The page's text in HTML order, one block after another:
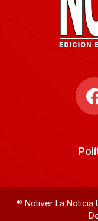
® Notiver La Noticia